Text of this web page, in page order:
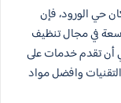
حي الورود، فإن
في مجال تنظيف
أن تقدم خدمات على
وافضل مواد